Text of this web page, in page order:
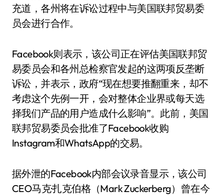
充道，各州将在诉讼过程中与美国联邦贸易委
员会进行合作。
Facebook则表示，该公司正在评估美国联邦贸
易委员会和各州总检察官发起的这两项反垄断
诉讼，并表示，政府“现在想要推翻重来，却不
考虑这个先例一开，会对整体企业界或每天选
择我们产品的用户造成什么影响”。此前，美国
联邦贸易委员会批准了Facebook收购
Instagram和WhatsApp的交易。
据外泄的Facebook内部会议录音显示，该公司
CEO马克·扎克伯格（Mark Zuckerberg）曾在今